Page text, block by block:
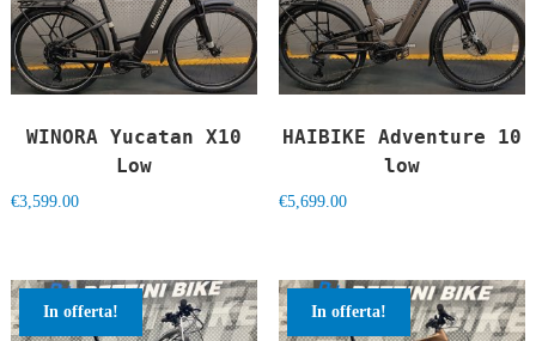
recente
WINORA Yucatan X10
Low
€3,599.00
HAIBIKE Adventure 10
low
€5,699.00
In offerta! In offerta!